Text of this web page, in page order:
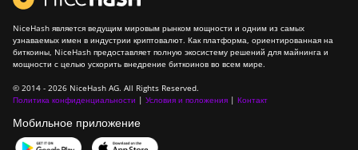
NiceHash является ведущим мировым рынком мощности и одним из самых
узнаваемых имен в индустрии криптовалют. Как платформа, ориентированная на
биткоины, NiceHash предоставляет полную экосистему решений для майнинга и
мощности с целью ускорить внедрение биткоинов во всем мире.
© 2014 - 2026 NiceHash AG. All Rights Reserved.
Политика конфиденциальности | Условия и положения | Контакт
Мобильное приложение